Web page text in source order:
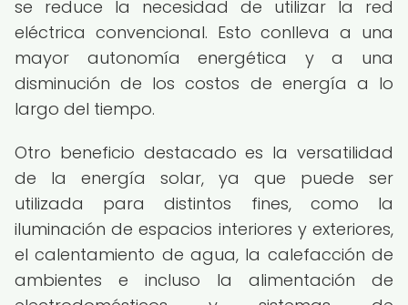
se reduce la necesidad de utilizar la red
eléctrica convencional. Esto conlleva a una
mayor autonomía energética y a una
disminución de los costos de energía a lo
largo del tiempo.
Otro beneficio destacado es la versatilidad
de la energía solar, ya que puede ser
utilizada para distintos fines, como la
iluminación de espacios interiores y exteriores,
el calentamiento de agua, la calefacción de
ambientes e incluso la alimentación de